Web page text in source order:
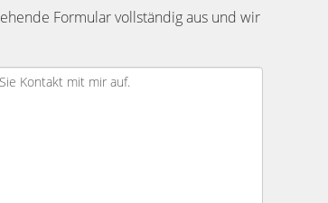
Formular vollständig aus und wir